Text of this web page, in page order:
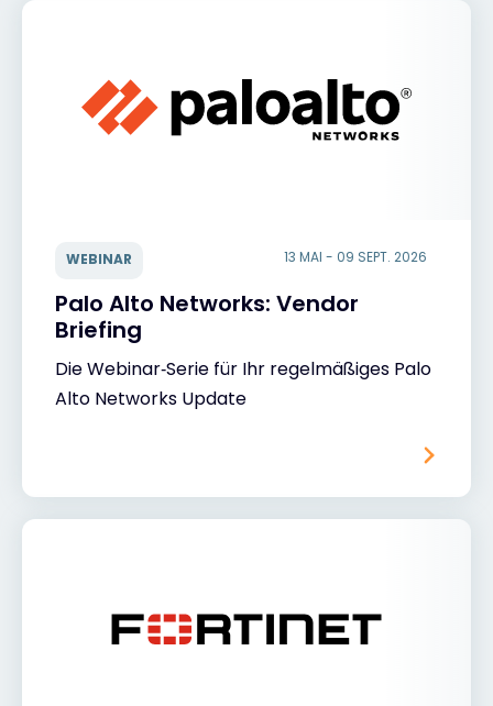
WEBINAR 13 MAI - 09 SEPT. 2026
Palo Alto Networks: Vendor
Briefing
Die Webinar‑Serie für Ihr regelmäßiges Palo
Alto Networks Update